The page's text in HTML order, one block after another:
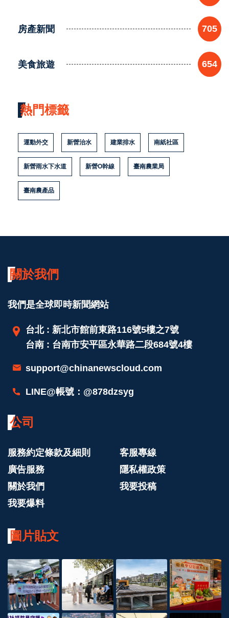
房產新聞 705
美食旅遊 654
熱門標籤
運動外交 新營治水 建業排水 南紙社區
新營雨水下水道 新營O幹線 臺南農業局
臺南農產品
關於我們
我們是全球即時新聞網站
台北 : 新北市館前東路116號5樓之7號
台南 : 台南市安平區永華路二段684號4樓
support@chinanewscloud.com
LINE@帳號：@878dzsyg
公司
服務約定條款及細則
客服專線
廣告服務
隱私權政策
關於我們
我要投稿
我要爆料
圖片貼文